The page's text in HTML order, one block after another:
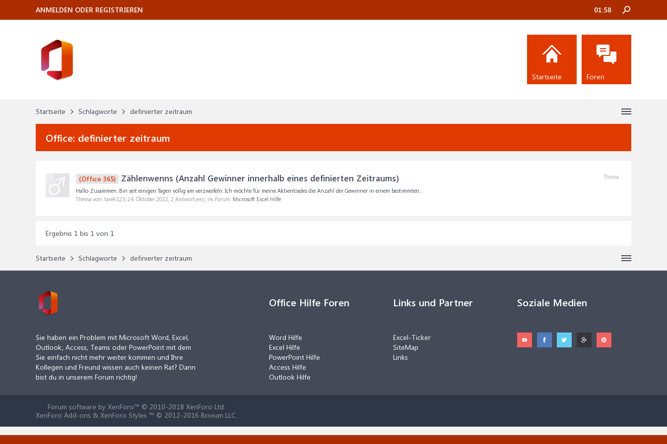
Startseite Schlagworte definierter zeitraum
Office: definierter zeitraum
Thema
(Office 365) Zählenwenns (Anzahl Gewinner innerhalb eines definierten Zeitraums)
Hallo Zusammen. Bin seit einigen Tagen völlig am verzweifeln. Ich möchte für meine Aktientrades die Anzahl der Gewinner in einem bestimmten...
Thema von: tarek123, 24. Oktober 2022, 2 Antwort(en), im Forum: Microsoft Excel Hilfe
Ergebnis 1 bis 1 von 1
Startseite Schlagworte definierter zeitraum
ANMELDEN ODER REGISTRIEREN 01:58
Startseite Foren
Sie haben ein Problem mit Microsoft Word, Excel,
Outlook, Access, Teams oder PowerPoint mit dem
Sie einfach nicht mehr weiter kommen und Ihre
Kollegen und Freund wissen auch keinen Rat? Dann
bist du in unserem Forum richtig!
Office Hilfe Foren
Word Hilfe
Excel Hilfe
PowerPoint Hilfe
Access Hilfe
Outlook Hilfe
Links und Partner
Excel-Ticker
SiteMap
Links
Soziale Medien
Forum software by XenForo™ © 2010-2018 XenForo Ltd.
XenForo Add-ons & XenForo Styles ™ © 2012-2016 Brivium LLC.